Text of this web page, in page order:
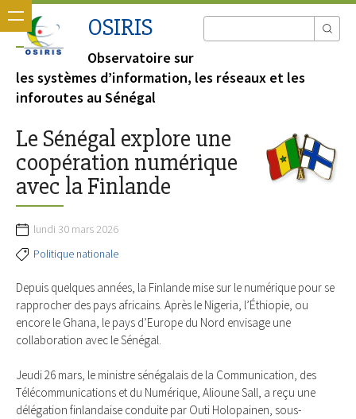
OSIRIS
Observatoire sur
les systèmes d’information, les réseaux et les
inforoutes au Sénégal
Le Sénégal explore une
coopération numérique
avec la Finlande
lundi 30 mars 2026
Politique nationale
Depuis quelques années, la Finlande mise sur le numérique pour se
rapprocher des pays africains. Après le Nigeria, l’Éthiopie, ou
encore le Ghana, le pays d’Europe du Nord envisage une
collaboration avec le Sénégal.
Jeudi 26 mars, le ministre sénégalais de la Communication, des
Télécommunications et du Numérique, Alioune Sall, a reçu une
délégation finlandaise conduite par Outi Holopainen, sous-